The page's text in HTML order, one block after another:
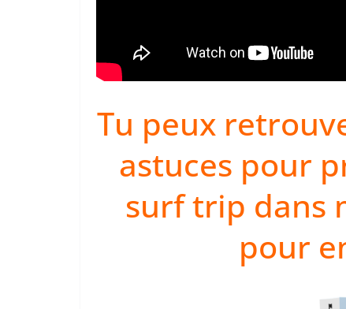
Tu peux
astuces pour
surf trip dans
pour